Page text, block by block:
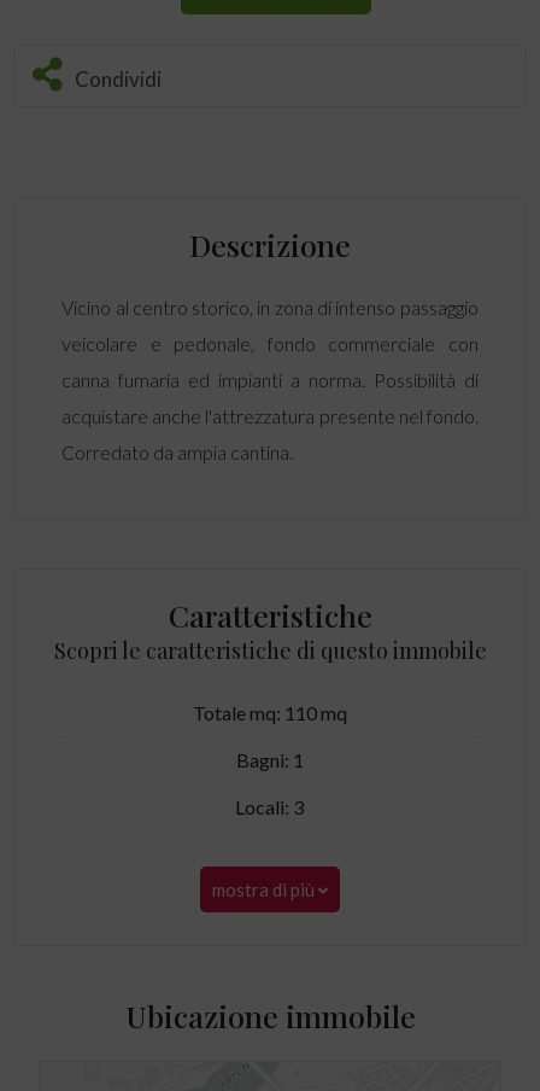
Condividi
Descrizione
Vicino al centro storico, in zona di intenso passaggio
veicolare e pedonale, fondo commerciale con
canna fumaria ed impianti a norma. Possibilità di
acquistare anche l'attrezzatura presente nel fondo.
Corredato da ampia cantina.
Caratteristiche
Scopri le caratteristiche di questo immobile
Totale mq: 110 mq
Bagni: 1
Locali: 3
mostra di più
Ubicazione immobile